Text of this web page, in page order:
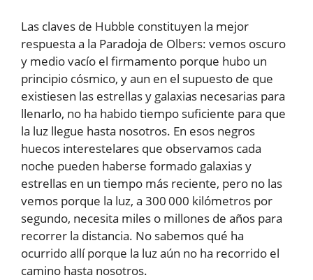
Las claves de Hubble constituyen la mejor
respuesta a la Paradoja de Olbers: vemos oscuro
y medio vacío el firmamento porque hubo un
principio cósmico, y aun en el supuesto de que
existiesen las estrellas y galaxias necesarias para
llenarlo, no ha habido tiempo suficiente para que
la luz llegue hasta nosotros. En esos negros
huecos interestelares que observamos cada
noche pueden haberse formado galaxias y
estrellas en un tiempo más reciente, pero no las
vemos porque la luz, a 300 000 kilómetros por
segundo, necesita miles o millones de años para
recorrer la distancia. No sabemos qué ha
ocurrido allí porque la luz aún no ha recorrido el
camino hasta nosotros.